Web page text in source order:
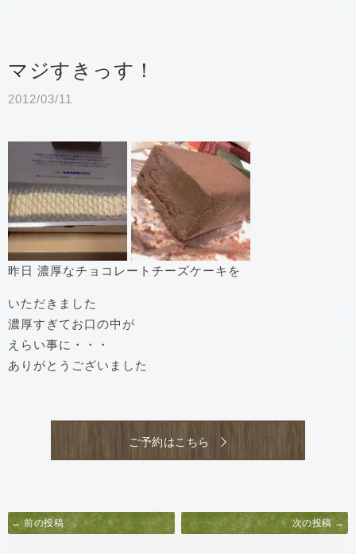
マジすきっす！
2012/03/11
昨日 濃厚なチョコレートチーズケーキを
いただきました
濃厚すぎてお口の中が
えらい事に・・・
ありがとうございました
ご予約はこちら
← 前の投稿 次の投稿 →